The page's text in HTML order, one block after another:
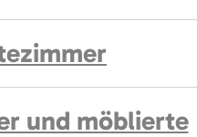
und möblierte